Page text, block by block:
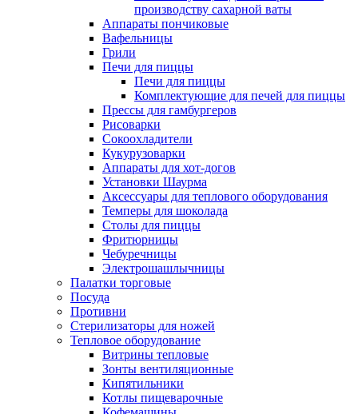
производству сахарной ваты
Аппараты пончиковые
Вафельницы
Грили
Печи для пиццы
Печи для пиццы
Комплектующие для печей для пиццы
Прессы для гамбургеров
Рисоварки
Сокоохладители
Кукурузоварки
Аппараты для хот-догов
Установки Шаурма
Аксессуары для теплового оборудования
Темперы для шоколада
Столы для пиццы
Фритюрницы
Чебуречницы
Электрошашлычницы
Палатки торговые
Посуда
Противни
Стерилизаторы для ножей
Тепловое оборудование
Витрины тепловые
Зонты вентиляционные
Кипятильники
Котлы пищеварочные